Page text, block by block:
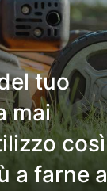
tuo
mai
così
a farne a